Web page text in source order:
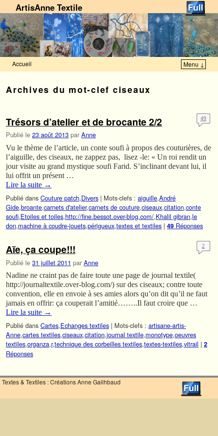
ArtisAnne Textile
Accueil Menu ↓
Archives du mot-clef ciseaux
Trésors d’atelier et de brocante 2/2
Publié le 23 août 2013 par Anne
49
Vu le thème de l’article, un conte soufi à propos des couturières, de
l’aiguille, des ciseaux, ne zappez pas, lisez -le: « Un roi rendit un
jour visite au grand mystique soufi Farid. S’inclinant devant lui, il
lui offrit un présent …
Lire la suite →
Publié dans Couture patch,Divers | Mots-clefs : aiguille,André
Gide,broante,carnets d'atelier,carnets de couture,ciseaux,citation,conte
soufi,Etoiles et toiles,http://fine.bessot.over-blog.com/,Khalil gibran,le
don,machine à coudre-jouets,périgueux,textes et textiles | 49 Réponses
Aïe, ça coupe!!!
Publié le 31 juillet 2011 par Anne
2
Nadine ne craint pas de faire toute une page de journal textile(
http://journaltextile.over-blog.com/) sur des ciseaux; contre toute
convention, elle en envoie à ses amies alors qu’on dit qu’il ne faut
jamais en offrir: ça couperait l’amitié……..Il faut croire que …
Lire la suite →
Publié dans Cartes,Echanges textiles | Mots-clefs : artisane-artis-
Anne,cartes textiles,ciseaux,citation,journal textile,monotype,oeuvres
textiles,organza,r,technique des corbeilles textiles,textes-textiles,vitrail | 2
Réponses
Textes & Textiles : Créations Anne Gailhbaud